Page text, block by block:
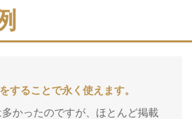
することで永く使えます。
かったのですが、ほとんど掲載